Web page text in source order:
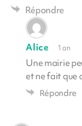
Répondre
Alice 1 an
Une mairie
et ne fait que
Répondre